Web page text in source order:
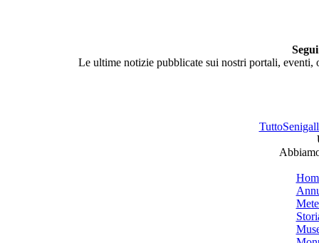
Le ultime notizie pubblicate sui nostri portali,